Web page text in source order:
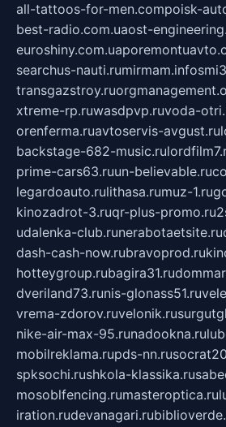
all-tattoos-for-men.compoisk-
best-radio.com.uaost-
euroshiny.com.ua
searchus-nauti.rumirmam.info
transgazstroy.ru
xtreme-rp.ruwasdpvp.ruvoda-
orenferma.ruavtoservis-avgust.ru
backstage-682-music.ru
prime-cars63.ruun-believable.ru
legardoauto.rulithasa.rumuz-1.ru
kinozadrot-3.ruqr-plus-promo.ru
udalenka-club.runerabotaetsite.ru
dash-cash-now.rubravoprod.ru
hotteygroup.rubagira31.ru
dveriland73.runis-glonass51.ru
vrema-zdorov.ruvelonik.ru
nike-air-max-95.runadookna.ru
mobilreklama.rupds-nn.ru
spksochi.rushkola-klassika.ru
mosoblfencing.rumasteroptica.ru
iration.rudevanagari.ru